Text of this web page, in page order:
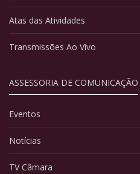
Atas das Atividades
Transmissões Ao Vivo
ASSESSORIA DE COMUNICAÇÃO
Eventos
Notícias
TV Câmara